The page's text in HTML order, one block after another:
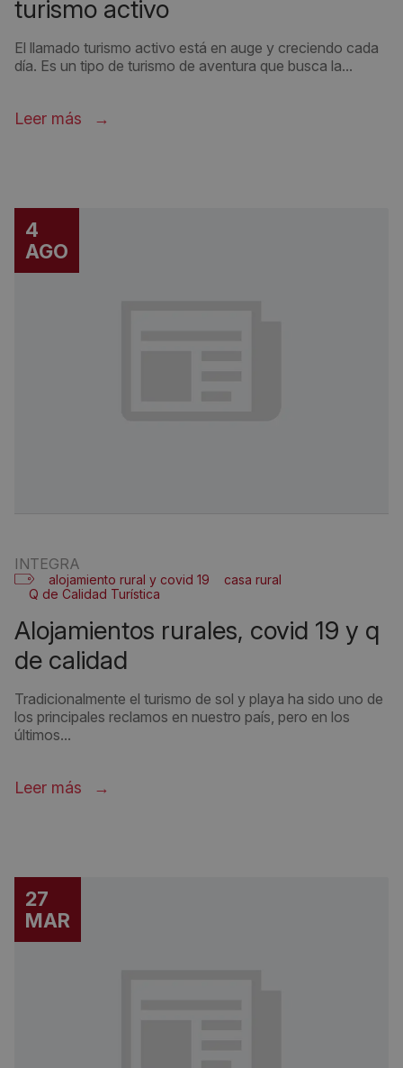
turismo activo
El llamado turismo activo está en auge y creciendo cada
día. Es un tipo de turismo de aventura que busca la...
Leer más
4
AGO
INTEGRA
alojamiento rural y covid 19
casa rural
Q de Calidad Turística
alojamientos rurales, covid 19 y q
de calidad
Tradicionalmente el turismo de sol y playa ha sido uno de
los principales reclamos en nuestro país, pero en los
últimos...
Leer más
27
MAR